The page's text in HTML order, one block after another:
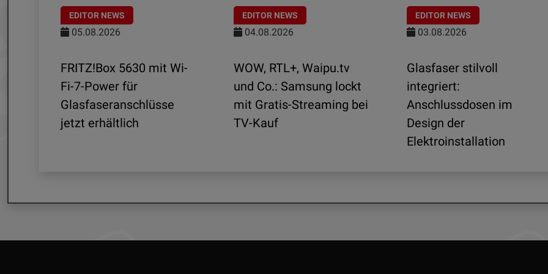
EDITOR NEWS
05.08.2026
FRITZ!Box 5630 mit Wi-
Fi-7-Power für
Glasfaseranschlüsse
jetzt erhältlich
EDITOR NEWS
04.08.2026
WOW, RTL+, Waipu.tv
und Co.: Samsung lockt
mit Gratis-Streaming bei
TV-Kauf
EDITOR NEWS
03.08.2026
Glasfaser stilvoll
integriert:
Anschlussdosen im
Design der
Elektroinstallation